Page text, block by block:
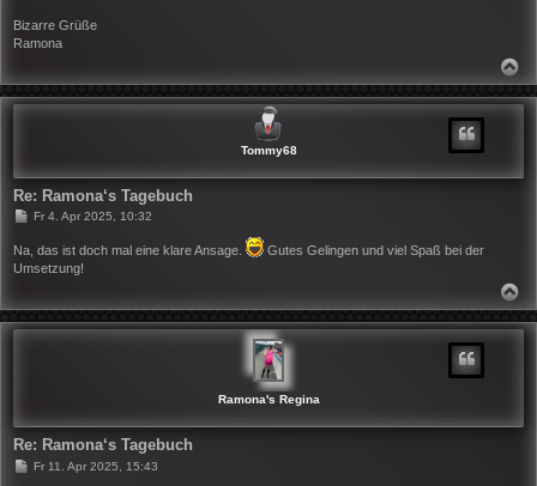
Bizarre Grüße
Ramona
Tommy68
Re: Ramona‘s Tagebuch
B
t
r
Fr 4. Apr 2025, 10:32
Na, das ist doch mal eine klare Ansage.
Gutes Gelingen und viel Spaß bei der
Umsetzung!
C
Ramona's Regina
Re: Ramona‘s Tagebuch
BFr 11. Apr 2025, 15:43